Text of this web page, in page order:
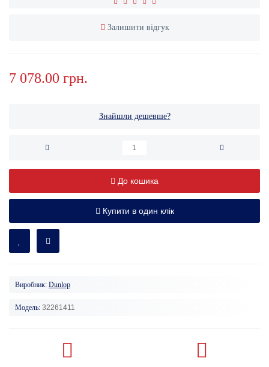
Залишити відгук
7 078.00 грн.
Знайшли дешевше?
До кошика
Купити в один клік
Виробник: Dunlop
Модель: 32261411